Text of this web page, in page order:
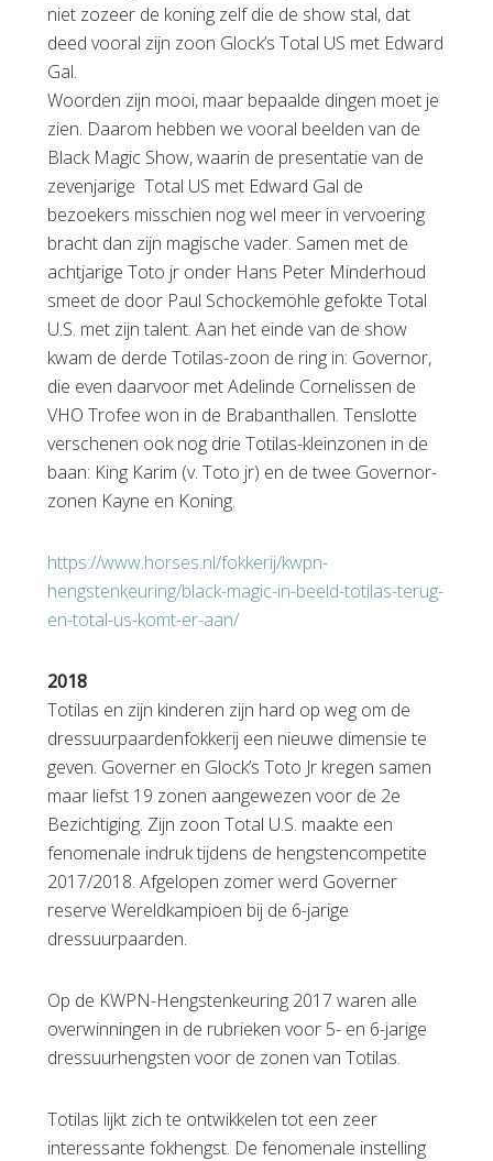
niet zozeer de koning zelf die de show stal, dat
deed vooral zijn zoon Glock’s Total US met Edward
Gal.
Woorden zijn mooi, maar bepaalde dingen moet je
zien. Daarom hebben we vooral beelden van de
Black Magic Show, waarin de presentatie van de
zevenjarige Total US met Edward Gal de
bezoekers misschien nog wel meer in vervoering
bracht dan zijn magische vader. Samen met de
achtjarige Toto jr onder Hans Peter Minderhoud
smeet de door Paul Schockemöhle gefokte Total
U.S. met zijn talent. Aan het einde van de show
kwam de derde Totilas-zoon de ring in: Governor,
die even daarvoor met Adelinde Cornelissen de
VHO Trofee won in de Brabanthallen. Tenslotte
verschenen ook nog drie Totilas-kleinzonen in de
baan: King Karim (v. Toto jr) en de twee Governor-
zonen Kayne en Koning.
https://www.horses.nl/fokkerij/kwpn-
hengstenkeuring/black-magic-in-beeld-totilas-terug-
en-total-us-komt-er-aan/
2018
Totilas en zijn kinderen zijn hard op weg om de
dressuurpaardenfokkerij een nieuwe dimensie te
geven. Governer en Glock’s Toto Jr kregen samen
maar liefst 19 zonen aangewezen voor de 2e
Bezichtiging. Zijn zoon Total U.S. maakte een
fenomenale indruk tijdens de hengstencompetite
2017/2018. Afgelopen zomer werd Governer
reserve Wereldkampioen bij de 6-jarige
dressuurpaarden.
Op de KWPN-Hengstenkeuring 2017 waren alle
overwinningen in de rubrieken voor 5- en 6-jarige
dressuurhengsten voor de zonen van Totilas.
Totilas lijkt zich te ontwikkelen tot een zeer
interessante fokhengst. De fenomenale instelling